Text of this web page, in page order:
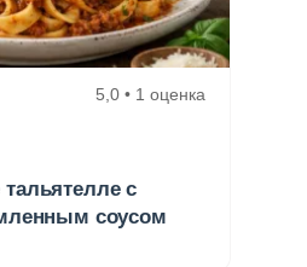
5,0 • 1 оценка
с
соусом